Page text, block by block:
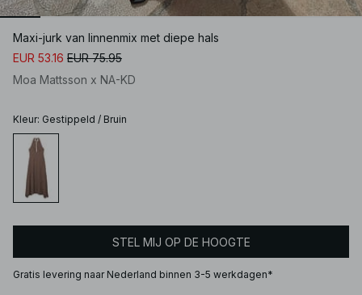
Maxi-jurk van linnenmix met diepe hals
EUR 53.16 EUR 75.95
Moa Mattsson x NA-KD
Kleur: Gestippeld / Bruin
STEL MIJ OP DE HOOGTE
Gratis levering naar Nederland binnen 3-5 werkdagen*